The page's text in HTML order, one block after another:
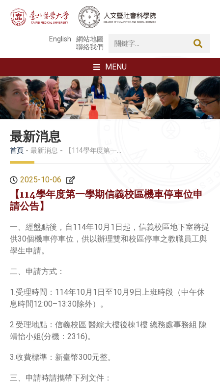
English
網站地圖
聯絡我們
MENU
最新消息
首頁 最新消息 【114學年度第一學期信義校區機車停車位申請公告】
2025-10-06
【114學年度第一學期信義校區機車停車位申
請公告】
一、經盤點後，自114年10月1日起，信義校區地下室將提
供30個機車停車位，供以辦理雙和校區停車之教職員工與
學生申請。
二、申請方式：
1.受理時間：114年10月1日至10月9日上班時段（中午休
息時間12:00–13:30除外）。
2.受理地點：信義校區 醫綜大樓後棟1樓 總務處事務組 陳
靖怡小姐(分機：2316)。
3.收費標準：新臺幣300元整。
三、申請時請攜帶下列文件：